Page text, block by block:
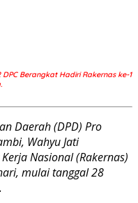
Berangkat Hadiri Rakernas ke-1
Daerah (DPD) Pro
Wahyu Jati
Nasional (Rakernas)
mulai tanggal 28